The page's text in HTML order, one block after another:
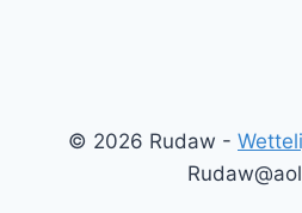
© 2026 Rudaw -